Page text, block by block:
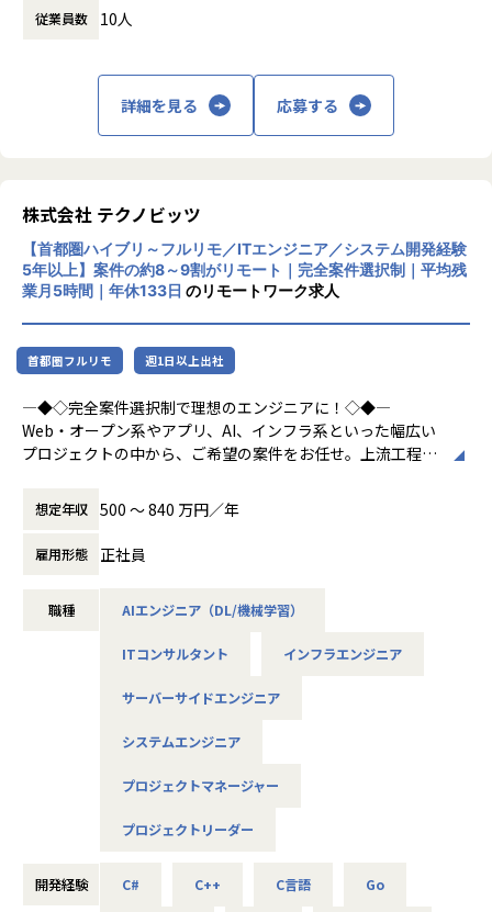
ポートや、業務やキャリアなどの幅広い相談が可能です。
・社員同士の1on1：お互いの人となりを知り、業務を円滑に
回せるよう雑談をメインに実施しています。全員が一巡でき
なLTや、雑談ネタを話す会を開催しています。
・社員総会：年に1度、全員がオフラインで集まる場を設け
ています。
■入社後のリアル
【困ったときのアラートを歓迎】
フルリモートのため、常にお互いの状況を把握しきれないこ
とを率直に伝えたり、早めにアラートを出していただくこと
を歓迎しています。
採用を始めてまだ数年のため、仕組みやドキュメントが整い
る裁量が大きく、提案がそのまま形になりやすい環境です。
働くときは集中して働き、チームビルディングの場ではしっ
す。社員同士の1on1、LT・雑談会などオンラインの交流機
会は複数（週2時間程度）用意していますが、常に誰かと話
していたい方には物足りないかもしれません。
上記のコミュニケーションスタイルで満足できる方や、自ら
会社の定める範囲
【主な業務】
・アジャイルでのチーム開発（デイリースタンドアップ・プ
定
・自社サービスにおける設計・実装・コードレビュー・テス
ト・運用
・プロジェクトのマイルストーン管理・タスク整理
1つ以上を専門領域としていただきます。
領域を跨いでフルスタックに動いていただくことも可能で
す。
※案件はすべてフルリモートで進行します。クライアント先
への常駐や転勤等はございません。
・育成・評価・1on1などを行う「所属チーム」と、案件ごと
す
ジェクトアサイン方法があります。複数案件並行型の場合
全体の稼働量は変わりません。
【プロジェクトの進め方】
方針・コスト・セキュリティの確認 → 要件を分解しタスク
ムで分担しながらタスク実行
・自社サービス：スクラム形式（週1〜2回のプランニング・
従業員数 10人
詳細を見る 応募する
株式会社 テクノビッツ
【首都圏ハイブリ～フルリモ／ITエンジニア／システム開発経験
5年以上】案件の約8～9割がリモート｜完全案件選択制｜平均残
業月5時間｜年休133日 のリモートワーク求人
首都圏フルリモ 週1日以上出社
―◆◇完全案件選択制で理想のエンジニアに！◇◆―
Web・オープン系やアプリ、AI、インフラ系といった幅広い
プロジェクトの中から、ご希望の案件をお任せ。上流工程の
＜プロジェクト例＞
￣￣￣￣￣￣￣￣￣
◎大手コンビニ向けの公式スマートフォンアプリ開発
◎デジタル・標準化を推進する国家プロジェクト
社以上と取引があるため、「要件定義・設計・開発・テス
ト・運用保守」まで幅広いフェーズの案件を提供可能。ま
た、1年以上の案件が中心なので、じっくり腰を据えて取り
無
想定年収 500 〜 840 万円／年
雇用形態 正社員
職種 AIエンジニア（DL/機械学習）
ITコンサルタント インフラエンジニア
サーバーサイドエンジニア
システムエンジニア
プロジェクトマネージャー
プロジェクトリーダー
開発経験 C# C++ C言語 Go